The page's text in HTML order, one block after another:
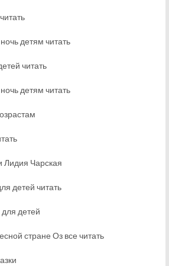
детям читать
читать
детям читать
Лидия Чарская
детей читать
для детей
стране Оз все читать